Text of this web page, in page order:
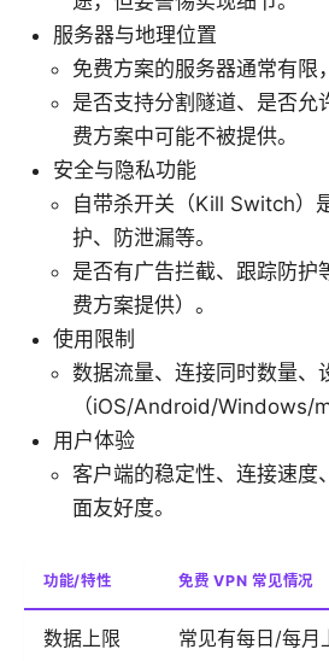
服务器与地理位置
免费方案的服务器通常有限
是否支持分割隧道、是否允
费方案中可能不被提供。
安全与隐私功能
自带杀开关（Kill Switch）
护、防泄漏等。
是否有广告拦截、跟踪防护
费方案提供）。
使用限制
数据流量、连接同时数量、
（iOS/Android/Windows/
用户体验
客户端的稳定性、连接速度
面友好度。
功能/特性 免费 VPN 常见情况
数据上限 常见有每日/每月